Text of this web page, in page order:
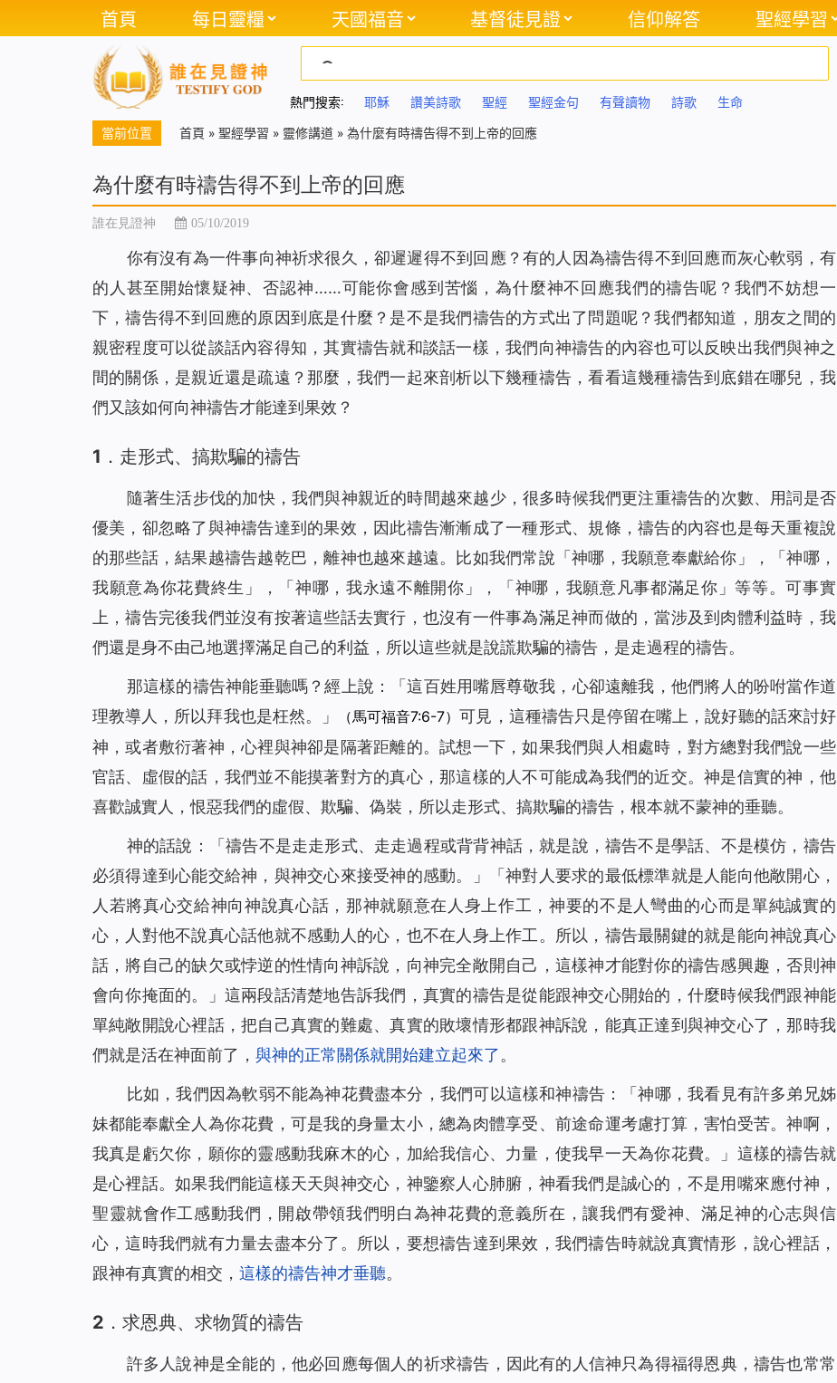
首頁 每日靈糧 天國福音 基督徒見證 信仰解答 聖經學習
熱門搜索: 耶穌 讚美詩歌 聖經 聖經金句 有聲讀物 詩歌 生命
當前位置 首頁 » 聖經學習 » 靈修講道 » 為什麼有時禱告得不到上帝的回應
為什麼有時禱告得不到上帝的回應
誰在見證神 05/10/2019
你有沒有為一件事向神祈求很久，卻遲遲得不到回應？有的人因為禱告得不到回應而灰心軟弱，有
的人甚至開始懷疑神、否認神……可能你會感到苦惱，為什麼神不回應我們的禱告呢？我們不妨想一
下，禱告得不到回應的原因到底是什麼？是不是我們禱告的方式出了問題呢？我們都知道，朋友之間的
親密程度可以從談話內容得知，其實禱告就和談話一樣，我們向神禱告的內容也可以反映出我們與神之
間的關係，是親近還是疏遠？那麼，我們一起來剖析以下幾種禱告，看看這幾種禱告到底錯在哪兒，我
們又該如何向神禱告才能達到果效？
1．走形式、搞欺騙的禱告
隨著生活步伐的加快，我們與神親近的時間越來越少，很多時候我們更注重禱告的次數、用詞是否
優美，卻忽略了與神禱告達到的果效，因此禱告漸漸成了一種形式、規條，禱告的內容也是每天重複說
的那些話，結果越禱告越乾巴，離神也越來越遠。比如我們常說「神哪，我願意奉獻給你」，「神哪，
我願意為你花費終生」，「神哪，我永遠不離開你」，「神哪，我願意凡事都滿足你」等等。可事實
上，禱告完後我們並沒有按著這些話去實行，也沒有一件事為滿足神而做的，當涉及到肉體利益時，我
們還是身不由己地選擇滿足自己的利益，所以這些就是說謊欺騙的禱告，是走過程的禱告。
那這樣的禱告神能垂聽嗎？經上說：「這百姓用嘴唇尊敬我，心卻遠離我，他們將人的吩咐當作道
理教導人，所以拜我也是枉然。
」 （馬可福音7:6-7）可見，這種禱告只是停留在嘴上，說好聽的話來討好
神，或者敷衍著神，心裡與神卻是隔著距離的。試想一下，如果我們與人相處時，對方總對我們說一些
官話、虛假的話，我們並不能摸著對方的真心，那這樣的人不可能成為我們的近交。神是信實的神，他
喜歡誠實人，恨惡我們的虛假、欺騙、偽裝，所以走形式、搞欺騙的禱告，根本就不蒙神的垂聽。
神的話說：「禱告不是走走形式、走走過程或背背神話，就是說，禱告不是學話、不是模仿，禱告
必須得達到心能交給神，與神交心來接受神的感動。
」「神對人要求的最低標準就是人能向他敞開心，
人若將真心交給神向神說真心話，那神就願意在人身上作工，神要的不是人彎曲的心而是單純誠實的
心，人對他不說真心話他就不感動人的心，也不在人身上作工。所以，禱告最關鍵的就是能向神說真心
話，將自己的缺欠或悖逆的性情向神訴說，向神完全敞開自己，這樣神才能對你的禱告感興趣，否則神
會向你掩面的。
」這兩段話清楚地告訴我們，真實的禱告是從能跟神交心開始的，什麼時候我們跟神能
單純敞開說心裡話，把自己真實的難處、真實的敗壞情形都跟神訴說，能真正達到與神交心了，那時我
們就是活在神面前了， 與神的正常關係就開始建立起來了。
比如，我們因為軟弱不能為神花費盡本分，我們可以這樣和神禱告：「神哪，我看見有許多弟兄姊
妹都能奉獻全人為你花費，可是我的身量太小，總為肉體享受、前途命運考慮打算，害怕受苦。神啊，
我真是虧欠你，願你的靈感動我麻木的心，加給我信心、力量，使我早一天為你花費。」這樣的禱告就
是心裡話。如果我們能這樣天天與神交心，神鑒察人心肺腑，神看我們是誠心的，不是用嘴來應付神，
聖靈就會作工感動我們，開啟帶領我們明白為神花費的意義所在，讓我們有愛神、滿足神的心志與信
心，這時我們就有力量去盡本分了。所以，要想禱告達到果效，我們禱告時就說真實情形，說心裡話，
跟神有真實的相交， 這樣的禱告神才垂聽。
2．求恩典、求物質的禱告
許多人說神是全能的，他必回應每個人的祈求禱告，因此有的人信神只為得福得恩典，禱告也常常